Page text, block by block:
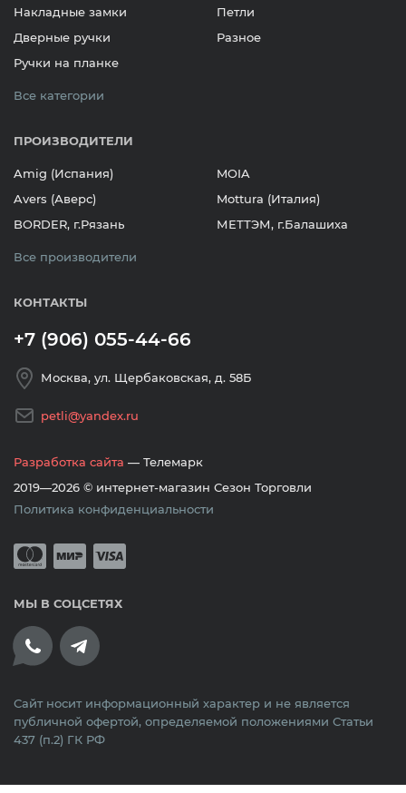
Накладные замки
Дверные ручки
Ручки на планке
Петли
Разное
Все категории
ПРОИЗВОДИТЕЛИ
Amig (Испания)
Avers (Аверс)
BORDER, г.Рязань
MOIA
Mottura (Италия)
МЕТТЭМ, г.Балашиха
Все производители
КОНТАКТЫ
+7 (906) 055-44-66
Москва, ул. Щербаковская, д. 58Б
petli@yandex.ru
Разработка сайта — Телемарк
2019—2026 © интернет-магазин Сезон Торговли
Политика конфиденциальности
Принимается оплата банковскими
МЫ В СОЦСЕТЯХ
Сайт носит информационный характер и не является
публичной офертой, определяемой положениями Статьи
437 (п.2) ГК РФ